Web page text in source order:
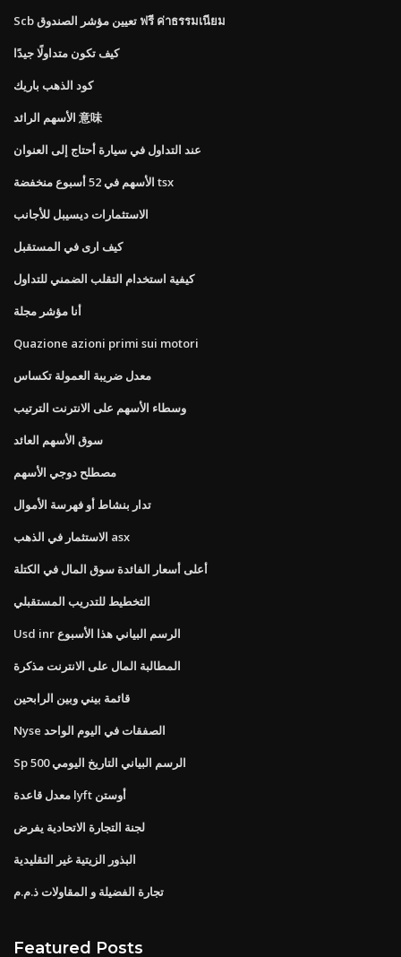
Scb تعيين مؤشر الصندوق ฟรี ค่าธรรมเนียม
كيف تكون متداولًا جيدًا
كود الذهب باريك
الأسهم الرائد 意味
عند التداول في سيارة أحتاج إلى العنوان
الأسهم في 52 أسبوع منخفضة tsx
الاستثمارات ديسيبل للأجانب
كيف ارى في المستقبل
كيفية استخدام التقلب الضمني للتداول
أنا مؤشر مجلة
Quazione azioni primi sui motori
معدل ضريبة العمولة تكساس
وسطاء الأسهم على الانترنت الترتيب
سوق الأسهم العائد
مصطلح دوجي الأسهم
تدار بنشاط أو فهرسة الأموال
الاستثمار في الذهب asx
أعلى أسعار الفائدة سوق المال في الكتلة
التخطيط للتدريب المستقبلي
Usd inr الرسم البياني هذا الأسبوع
المطالبة المال على الانترنت مذكرة
قائمة بيني وبين الرابحين
Nyse الصفقات في اليوم الواحد
Sp 500 الرسم البياني التاريخ اليومي
معدل قاعدة lyft أوستن
لجنة التجارة الاتحادية يفرض
البذور الزيتية غير التقليدية
تجارة الفضيلة و المقاولات ذ.م.م
Featured Posts